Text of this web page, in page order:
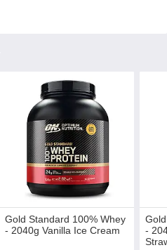
Gold Standard 100% Whey
- 2040g Vanilla Ice Cream
-